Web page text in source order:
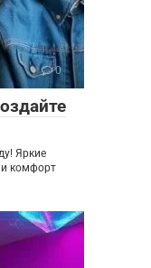
0
Яркие
и комфорт